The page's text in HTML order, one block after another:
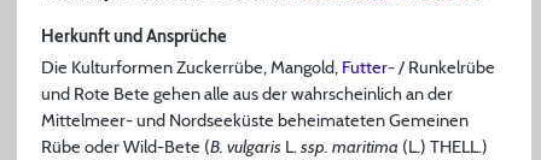
Herkunft und Ansprüche
Die Kulturformen Zuckerrübe, Mangold, Futter- / Runkelrübe
und Rote Bete gehen alle aus der wahrscheinlich an der
Mittelmeer- und Nordseeküste beheimateten Gemeinen
Rübe oder Wild-Bete (B. vulgaris L. ssp. maritima (L.) THELL.)